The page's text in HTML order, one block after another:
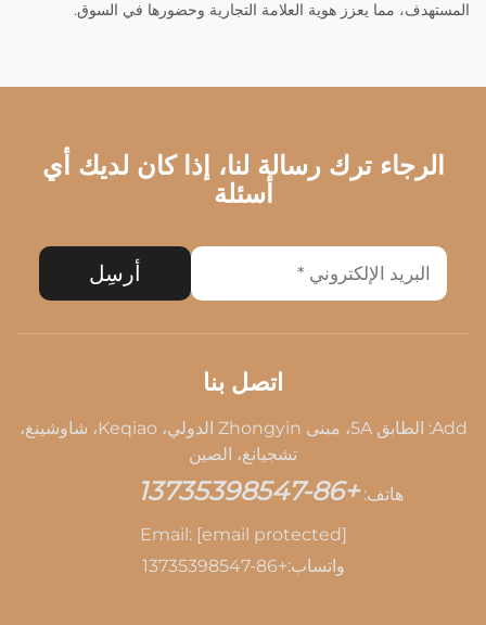
المستهدف، مما يعزز هوية العلامة التجارية وحضورها في السوق.
الرجاء ترك رسالة لنا، إذا كان لديك أي
أسئلة
أرسِل
اتصل بنا
Add: الطابق 5A، مبنى Zhongyin الدولي، Keqiao، شاوشينغ،
تشجيانغ، الصين
هاتف: +86-13735398547
Email: [email protected]
واتساب:+86-13735398547